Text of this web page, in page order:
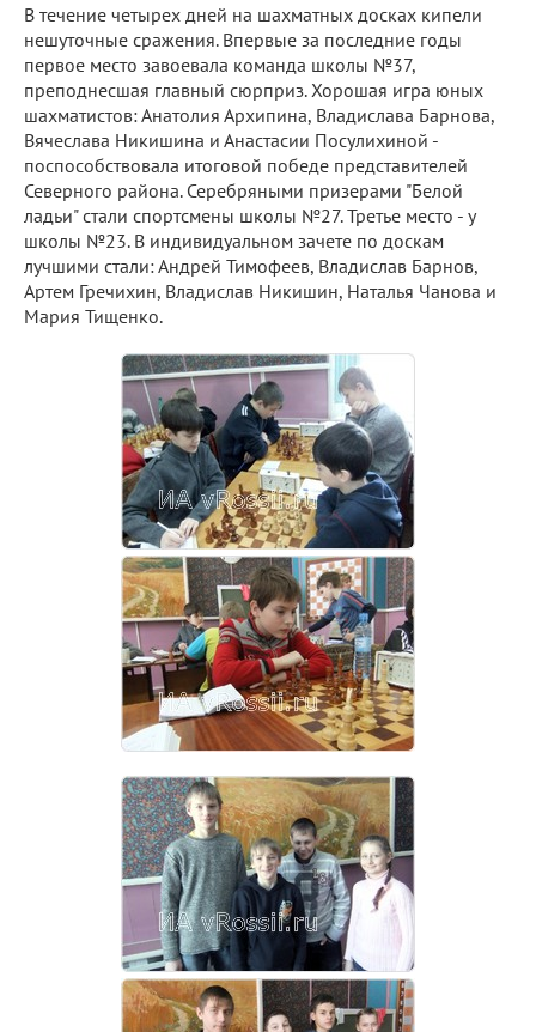
В течение четырех дней на шахматных досках кипели
нешуточные сражения. Впервые за последние годы
первое место завоевала команда школы №37,
преподнесшая главный сюрприз. Хорошая игра юных
шахматистов: Анатолия Архипина, Владислава Барнова,
Вячеслава Никишина и Анастасии Посулихиной -
поспособствовала итоговой победе представителей
Северного района. Серебряными призерами "Белой
ладьи" стали спортсмены школы №27. Третье место - у
школы №23. В индивидуальном зачете по доскам
лучшими стали: Андрей Тимофеев, Владислав Барнов,
Артем Гречихин, Владислав Никишин, Наталья Чанова и
Мария Тищенко.